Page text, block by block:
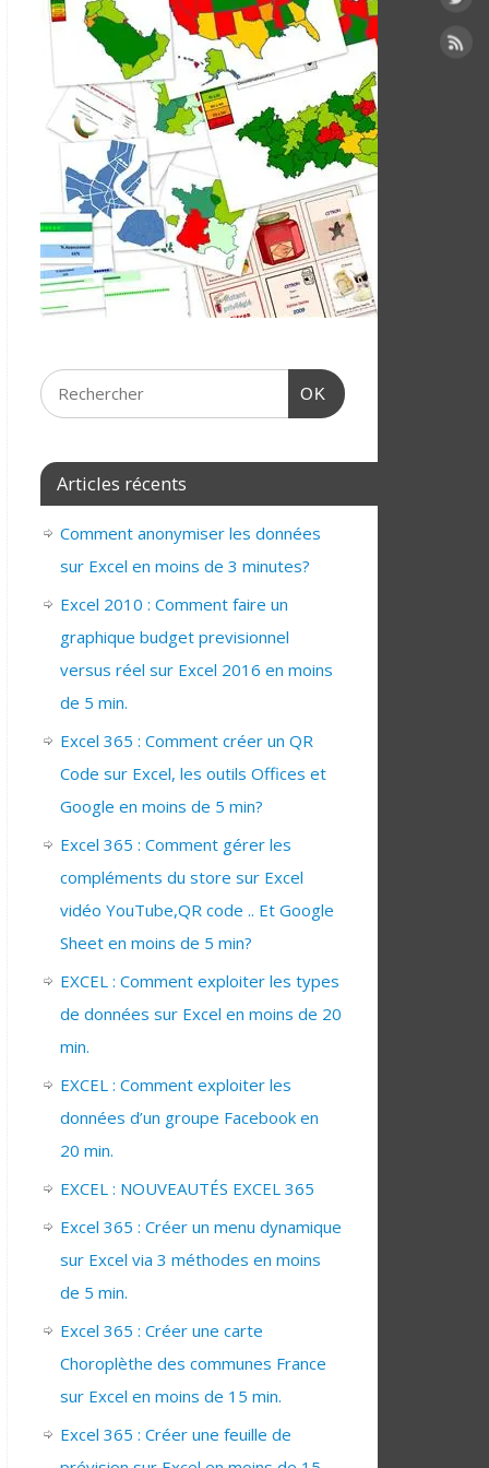
OK
Articles récents
Comment anonymiser les données
sur Excel en moins de 3 minutes?
Excel 2010 : Comment faire un
graphique budget previsionnel
versus réel sur Excel 2016 en moins
de 5 min.
Excel 365 : Comment créer un QR
Code sur Excel, les outils Offices et
Google en moins de 5 min?
Excel 365 : Comment gérer les
compléments du store sur Excel
vidéo YouTube,QR code .. Et Google
Sheet en moins de 5 min?
EXCEL : Comment exploiter les types
de données sur Excel en moins de 20
min.
EXCEL : Comment exploiter les
données d’un groupe Facebook en
20 min.
EXCEL : NOUVEAUTÉS EXCEL 365
Excel 365 : Créer un menu dynamique
sur Excel via 3 méthodes en moins
de 5 min.
Excel 365 : Créer une carte
Choroplèthe des communes France
sur Excel en moins de 15 min.
Excel 365 : Créer une feuille de